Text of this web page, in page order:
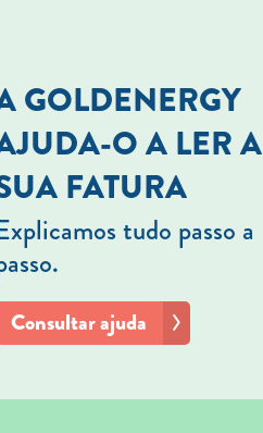
GOLDENERGY
O A LER A
FATURA
tudo passo a
Consultar ajuda